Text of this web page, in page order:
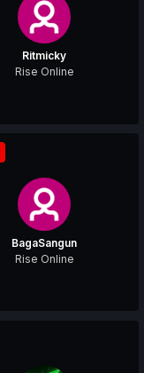
Ritmicky
Rise Online
BagaSangun
Rise Online